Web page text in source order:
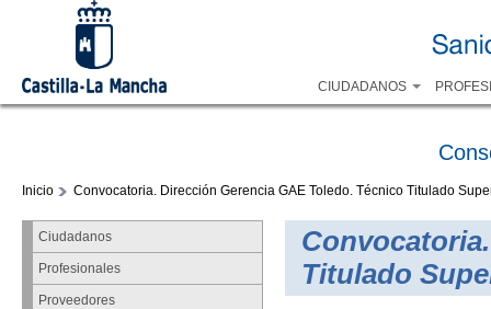
CIUDADANOS
Inicio Convocatoria. Dirección Gerencia GAE Toledo. Técnico Titulado
Ciudadanos
Profesionales
Proveedores
Titulado